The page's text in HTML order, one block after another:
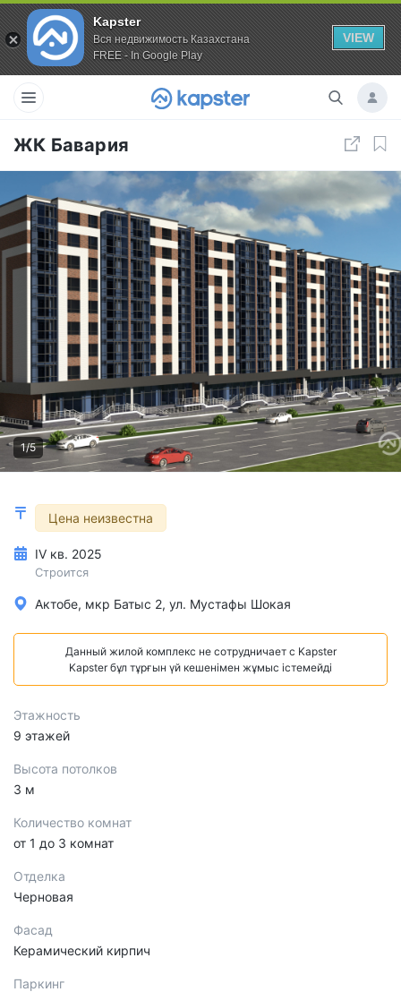
Kapster
Вся недвижимость Казахстана
FREE - In Google Play
VIEW
ЖК Бавария
1/5
Цена неизвестна
IV кв. 2025
Строится
Актобе, мкр Батыс 2, ул. Мустафы Шокая
Данный жилой комплекс не сотрудничает с Kapster
Kapster бұл тұрғын үй кешенімен жұмыс істемейді
Этажность
9 этажей
Высота потолков
3 м
Количество комнат
от 1 до 3 комнат
Отделка
Черновая
Фасад
Керамический кирпич
Паркинг